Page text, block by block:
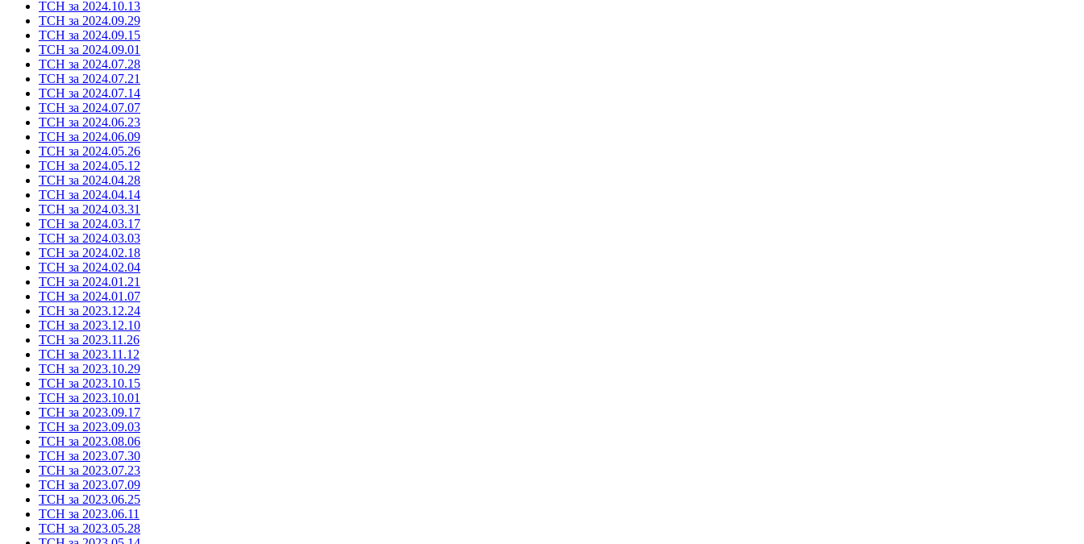
ТСН за 2024.10.13
ТСН за 2024.09.29
ТСН за 2024.09.15
ТСН за 2024.09.01
ТСН за 2024.07.28
ТСН за 2024.07.21
ТСН за 2024.07.14
ТСН за 2024.07.07
ТСН за 2024.06.23
ТСН за 2024.06.09
ТСН за 2024.05.26
ТСН за 2024.05.12
ТСН за 2024.04.28
ТСН за 2024.04.14
ТСН за 2024.03.31
ТСН за 2024.03.17
ТСН за 2024.03.03
ТСН за 2024.02.18
ТСН за 2024.02.04
ТСН за 2024.01.21
ТСН за 2024.01.07
ТСН за 2023.12.24
ТСН за 2023.12.10
ТСН за 2023.11.26
ТСН за 2023.11.12
ТСН за 2023.10.29
ТСН за 2023.10.15
ТСН за 2023.10.01
ТСН за 2023.09.17
ТСН за 2023.09.03
ТСН за 2023.08.06
ТСН за 2023.07.30
ТСН за 2023.07.23
ТСН за 2023.07.09
ТСН за 2023.06.25
ТСН за 2023.06.11
ТСН за 2023.05.28